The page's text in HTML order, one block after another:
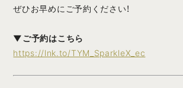
ぜひお早めにご予約ください！
▼ご予約はこちら
https://lnk.to/TYM_SparkleX_ec